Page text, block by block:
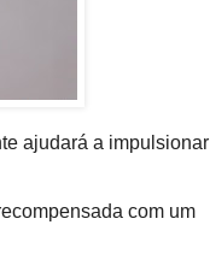
ajudará a impulsionar
com um